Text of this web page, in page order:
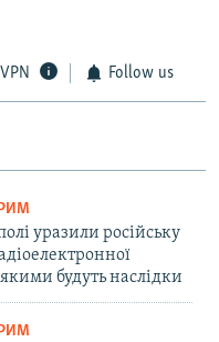
Follow us
уразили російську
будуть наслідки